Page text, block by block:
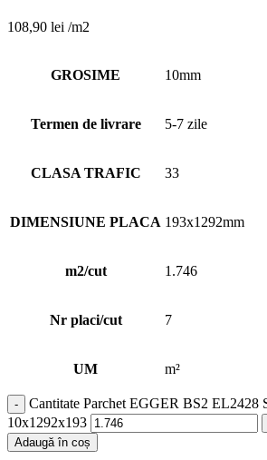
108,90 lei /m2
GROSIME 10mm
Termen de livrare 5-7 zile
CLASA TRAFIC 33
DIMENSIUNE PLACA 193x1292mm
m2/cut 1.746
Nr placi/cut 7
UM m²
Cantitate Parchet EGGER BS2 EL2428
10x1292x193
Adaugă în coș